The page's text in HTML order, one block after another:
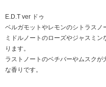
E.D.T ver ドゥ
ベルガモットやレモンのシトラスノ
ミドルノートのローズやジャスミ
ります。
ラストノートのベチバーやムスク
な香りです。